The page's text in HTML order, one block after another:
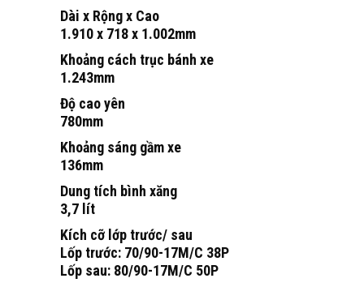
Dài x Rộng x Cao
1.910 x 718 x 1.002mm
Khoảng cách trục bánh xe
1.243mm
Độ cao yên
780mm
Khoảng sáng gầm xe
136mm
Dung tích bình xăng
3,7 lít
Kích cỡ lớp trước/ sau
Lốp trước: 70/90-17M/C 38P
Lốp sau: 80/90-17M/C 50P